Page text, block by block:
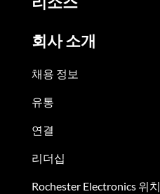
회사 소개
채용 정보
유통
연결
리더십
Rochester Electronics 위치